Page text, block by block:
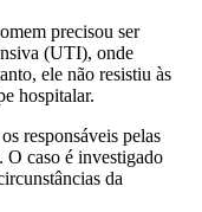
precisou ser
(UTI), onde
ele não resistiu às
hospitalar.
responsáveis pelas
O caso é investigado
da